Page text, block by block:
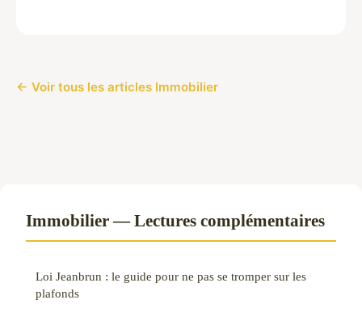
← Voir tous les articles Immobilier
Immobilier — Lectures complémentaires
Loi Jeanbrun : le guide pour ne pas se tromper sur les
plafonds